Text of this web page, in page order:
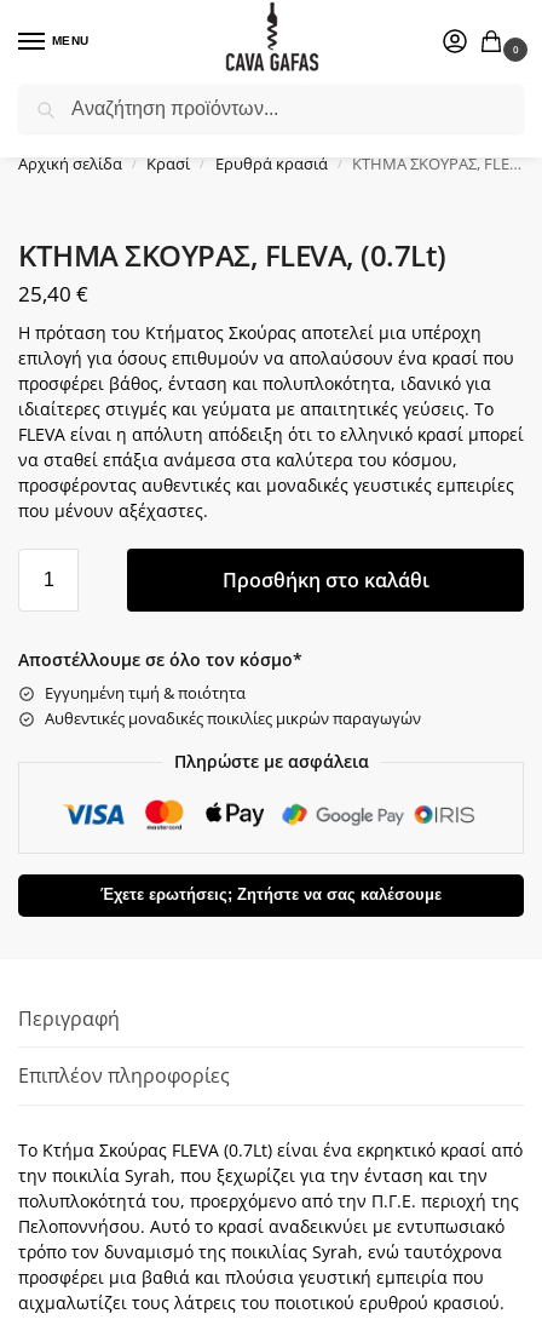
MENU
0
Επιλέξτε ένα δώρο για το αγαπημένο σας πρόσωπο.
Αρχική σελίδα / Κρασί / Ερυθρά κρασιά / ΚΤΗΜΑ ΣΚΟΥΡΑΣ, FLEVA, (0.7Lt)
ΚΤΗΜΑ ΣΚΟΥΡΑΣ, FLEVA, (0.7Lt)
25,40 €
Η πρόταση του Κτήματος Σκούρας αποτελεί μια υπέροχη
επιλογή για όσους επιθυμούν να απολαύσουν ένα κρασί που
προσφέρει βάθος, ένταση και πολυπλοκότητα, ιδανικό για
ιδιαίτερες στιγμές και γεύματα με απαιτητικές γεύσεις. Το
FLEVA είναι η απόλυτη απόδειξη ότι το ελληνικό κρασί μπορεί
να σταθεί επάξια ανάμεσα στα καλύτερα του κόσμου,
προσφέροντας αυθεντικές και μοναδικές γευστικές εμπειρίες
που μένουν αξέχαστες.
Προσθήκη στο καλάθι
Αποστέλλουμε σε όλο τον κόσμο*
Εγγυημένη τιμή & ποιότητα
Αυθεντικές μοναδικές ποικιλίες μικρών παραγωγών
Πληρώστε με ασφάλεια
Έχετε ερωτήσεις; Ζητήστε να σας καλέσουμε
Περιγραφή
Επιπλέον πληροφορίες
Το Κτήμα Σκούρας FLEVA (0.7Lt) είναι ένα εκρηκτικό κρασί από
την ποικιλία Syrah, που ξεχωρίζει για την ένταση και την
πολυπλοκότητά του, προερχόμενο από την Π.Γ.Ε. περιοχή της
Πελοποννήσου. Αυτό το κρασί αναδεικνύει με εντυπωσιακό
τρόπο τον δυναμισμό της ποικιλίας Syrah, ενώ ταυτόχρονα
προσφέρει μια βαθιά και πλούσια γευστική εμπειρία που
αιχμαλωτίζει τους λάτρεις του ποιοτικού ερυθρού κρασιού.